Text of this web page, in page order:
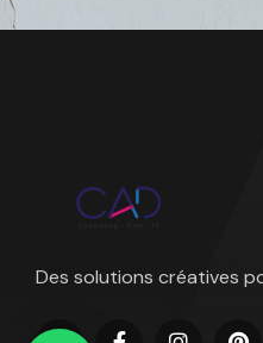
Des solutions créatives